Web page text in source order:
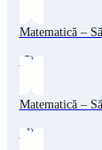
Matematică –
(5)
Matematică –
(4)